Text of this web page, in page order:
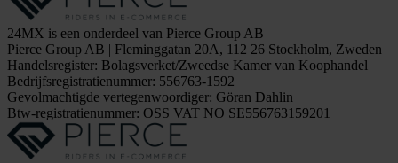
24MX is een onderdeel van Pierce Group AB
Pierce Group AB | Fleminggatan 20A, 112 26 Stockholm, Zweden
Handelsregister: Bolagsverket/Zweedse Kamer van Koophandel
Bedrijfsregistratienummer: 556763-1592
Gevolmachtigde vertegenwoordiger: Göran Dahlin
Btw-registratienummer: OSS VAT NO SE556763159201